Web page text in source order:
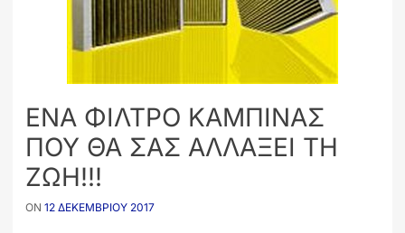
ΕΝΑ ΦΙΛΤΡΟ ΚΑΜΠΙΝΑΣ
ΠΟΥ ΘΑ ΣΑΣ ΑΛΛΑΞΕΙ ΤΗ
ΖΩΗ!!!
ON 12 ΔΕΚΕΜΒΡΊΟΥ 2017